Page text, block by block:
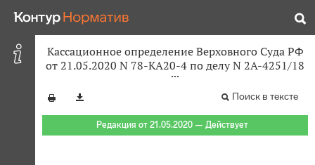
Кассационное определение Верховного Суда РФ
от 21.05.2020 N 78-КА20-4 по делу N 2А-4251/18
Поиск в тексте
Редакция от 21.05.2020 — Действует